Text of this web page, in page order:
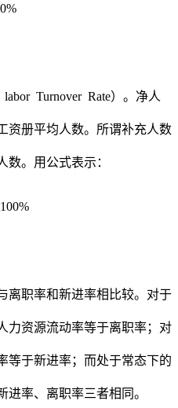
Turnover Rate）。净人
资册平均人数。所谓补充人数
数。用公式表示：
离职率和新进率相比较。对于
力资源流动率等于离职率；对
等于新进率；而处于常态下的
率、离职率三者相同。